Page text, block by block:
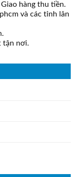
hàng thu tiền.
và các tỉnh lân
tận nơi.